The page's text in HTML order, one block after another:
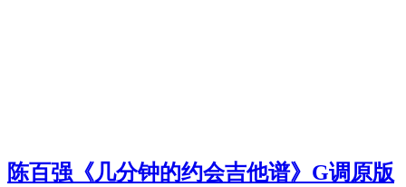
陈百强《几分钟的约会吉他谱》G调原版